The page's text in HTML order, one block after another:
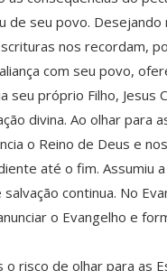
de seu povo.
nos recordam,
com seu povo,
seu próprio Filho,
divina. Ao olhar para
o Reino de Deus e
até o fim. Assumiu
continua. No
o Evangelho e
risco de olhar para as